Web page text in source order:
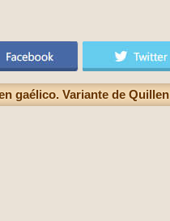
gaélico. Variante de Quillen